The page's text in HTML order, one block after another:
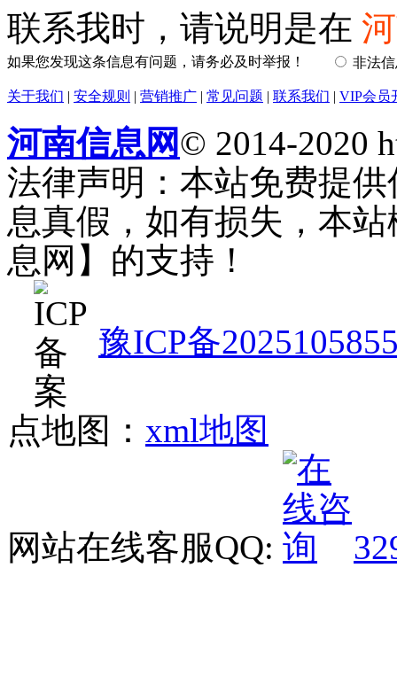
联系我时，请说明是在
如果您发现这条信息有问题，请务必及时举报！ 非法
关于我们 | 安全规则 | 营销推广 | 常见问题 | 联系我们 | VIP会员
河南信息网© 2014-2020
法律声明：本站免费提
息真假，如有损失，本
息网】的支持！
豫ICP备
点地图： xml地图
网站在线客服QQ: